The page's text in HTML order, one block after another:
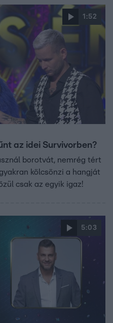
1:52
az idei Survivorben?
borotvát, nemrég tért
kölcsönzi a hangját
csak az egyik igaz!
5:03